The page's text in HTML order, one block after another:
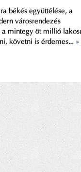
békés együttélése, a
városrendezés
mintegy öt millió
követni is érdemes… »